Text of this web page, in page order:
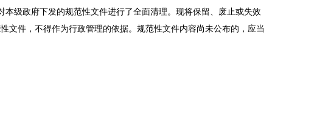
级政府下发的规范性文件进行了全面清理。现将保留、废止或失效
文件，不得作为行政管理的依据。规范性文件内容尚未公布的，应当